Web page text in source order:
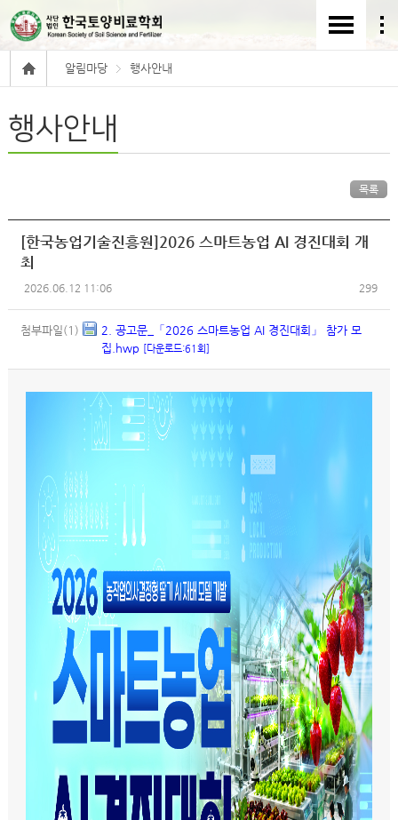
알림마당 행사안내
행사안내
목록
[한국농업기술진흥원]2026 스마트농업 AI 경진대회 개
최
2026.06.12 11:06 299
첨부파일(1)
2. 공고문_「2026 스마트농업 AI 경진대회」 참가 모
집.hwp [다운로드:61회]